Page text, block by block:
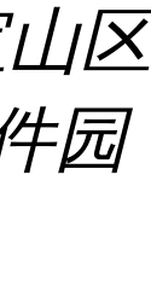
园